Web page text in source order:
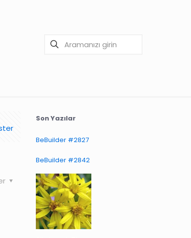
Son Yazılar
BeBuilder #2827
BeBuilder #2842